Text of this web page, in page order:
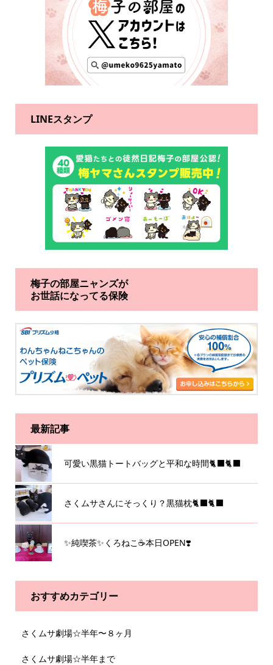
LINEスタンプ
梅子の部屋ニャンズが
お世話になってる保険
最新記事
可愛い黒猫トートバッグと平和な時間🐈‍⬛🐈‍⬛
さくムサさんにそっくり？黒猫枕🐈‍⬛🐈‍⬛
✨純喫茶✨くろねこ☕️本日OPEN❣️
おすすめカテゴリー
さくムサ劇場☆半年〜８ヶ月
さくムサ劇場☆半年まで